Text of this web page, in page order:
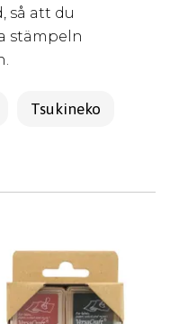
så att du
stämpeln
Tsukineko